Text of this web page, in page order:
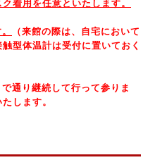
着用を任意といたします。
（来館の際は、自宅において
型体温計は受付に置いておく
通り継続して行って参りま
します。